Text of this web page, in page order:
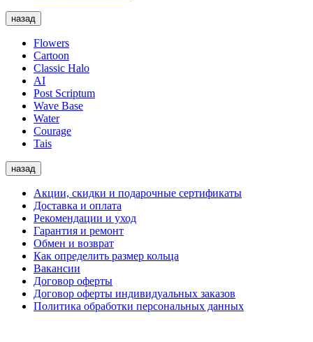
назад
Flowers
Cartoon
Classic Halo
AI
Post Scriptum
Wave Base
Water
Courage
Tais
назад
Акции, скидки и подарочные сертификаты
Доставка и оплата
Рекомендации и уход
Гарантия и ремонт
Обмен и возврат
Как определить размер кольца
Вакансии
Договор оферты
Договор оферты индивидуальных заказов
Политика обработки персональных данных